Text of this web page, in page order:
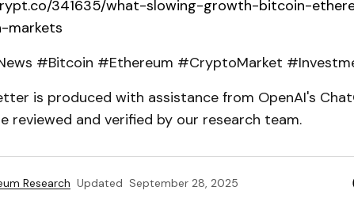
341635/what-slowing-growth-bitcoin-
markets
#Bitcoin #Ethereum #CryptoMarket
is produced with assistance from OpenAI's
reviewed and verified by our research team.
Research Updated September 28, 2025